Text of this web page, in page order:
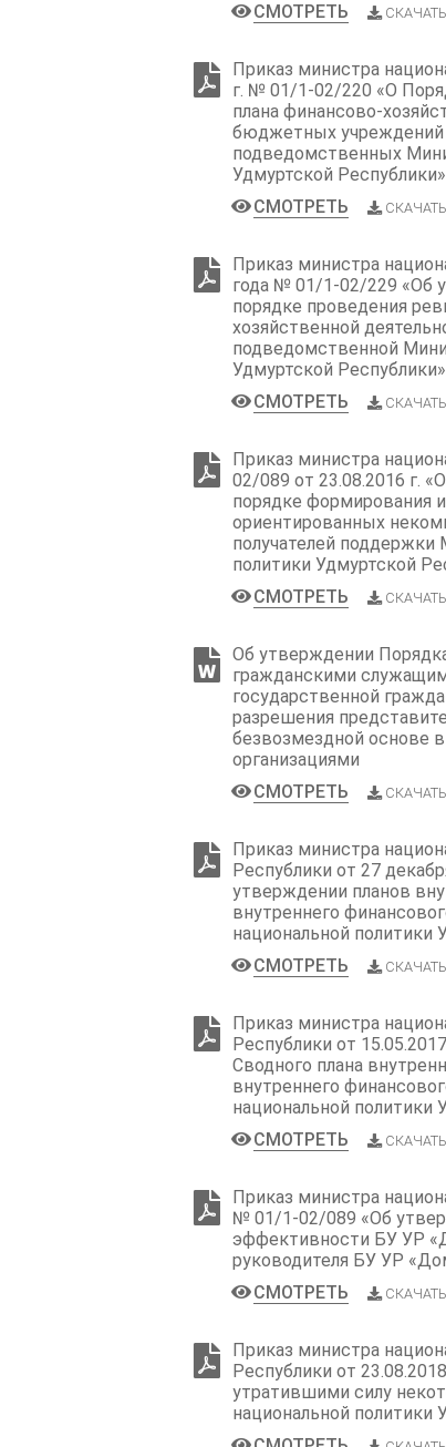
СМОТРЕТЬ
Приказ министра
г. № 01/1-02/220 «О
плана финансово-
бюджетных учреждений
подведомственных
Удмуртской Республики»
СМОТРЕТЬ
Приказ министра
года № 01/1-02/229 «Об
порядке проведения
хозяйственной
подведомственной
Удмуртской Республики»
СМОТРЕТЬ
Приказ министра
02/089 от 23.08.2016 г.
порядке формирования
ориентированных
получателей поддержки
политики Удмуртской
СМОТРЕТЬ
Об утверждении
гражданскими
государственной
разрешения
безвозмездной основе
организациями
СМОТРЕТЬ
Приказ министра
Республики от 27
утверждении планов
внутреннего
национальной политики
СМОТРЕТЬ
Приказ министра
Республики от
Сводного плана
внутреннего
национальной политики
СМОТРЕТЬ
Приказ министра
№ 01/1-02/089 «Об
эффективности БУ УР
руководителя БУ УР
СМОТРЕТЬ
Приказ министра
Республики от
утратившими силу
национальной политики